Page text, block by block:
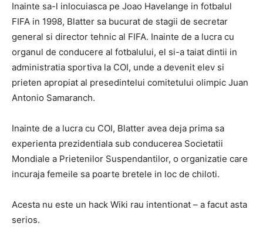
Inainte sa-l inlocuiasca pe Joao Havelange in fotbalul
FIFA in 1998, Blatter sa bucurat de stagii de secretar
general si director tehnic al FIFA. Inainte de a lucra cu
organul de conducere al fotbalului, el si-a taiat dintii in
administratia sportiva la COI, unde a devenit elev si
prieten apropiat al presedintelui comitetului olimpic Juan
Antonio Samaranch.
Inainte de a lucra cu COI, Blatter avea deja prima sa
experienta prezidentiala sub conducerea Societatii
Mondiale a Prietenilor Suspendantilor, o organizatie care
incuraja femeile sa poarte bretele in loc de chiloti.
Acesta nu este un hack Wiki rau intentionat – a facut asta
serios.